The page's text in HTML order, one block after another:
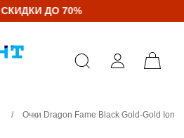
ДО 70%
/ Очки Dragon Fame Black Gold-Gold Ion